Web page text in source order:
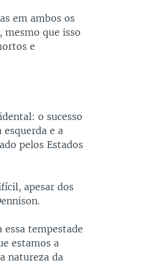
em ambos os
mesmo que isso
e
o sucesso
e a
pelos Estados
apesar dos
tempestade
estamos a
natureza da